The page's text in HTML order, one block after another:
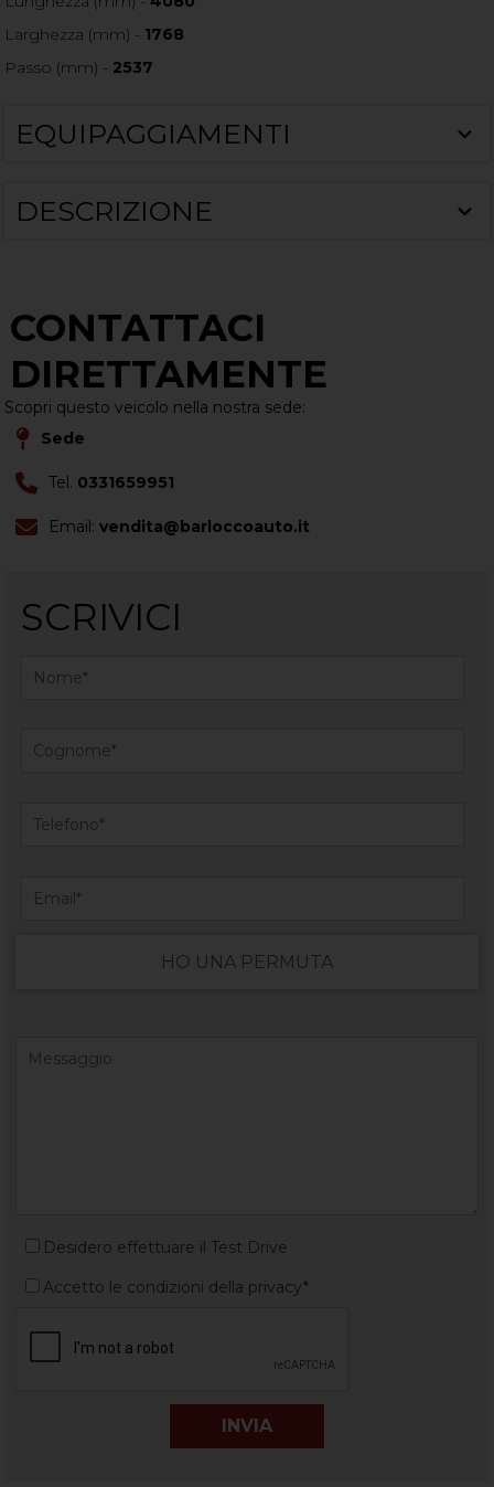
Larghezza (mm) - 1768
Passo (mm) - 2537
EQUIPAGGIAMENTI
DESCRIZIONE
CONTATTACI
DIRETTAMENTE
Scopri questo veicolo nella nostra sede:
Sede
Tel. 0331659951
Email: vendita@barloccoauto.it
SCRIVICI
HO UNA PERMUTA
Desidero effettuare il Test Drive
Accetto le condizioni della privacy*